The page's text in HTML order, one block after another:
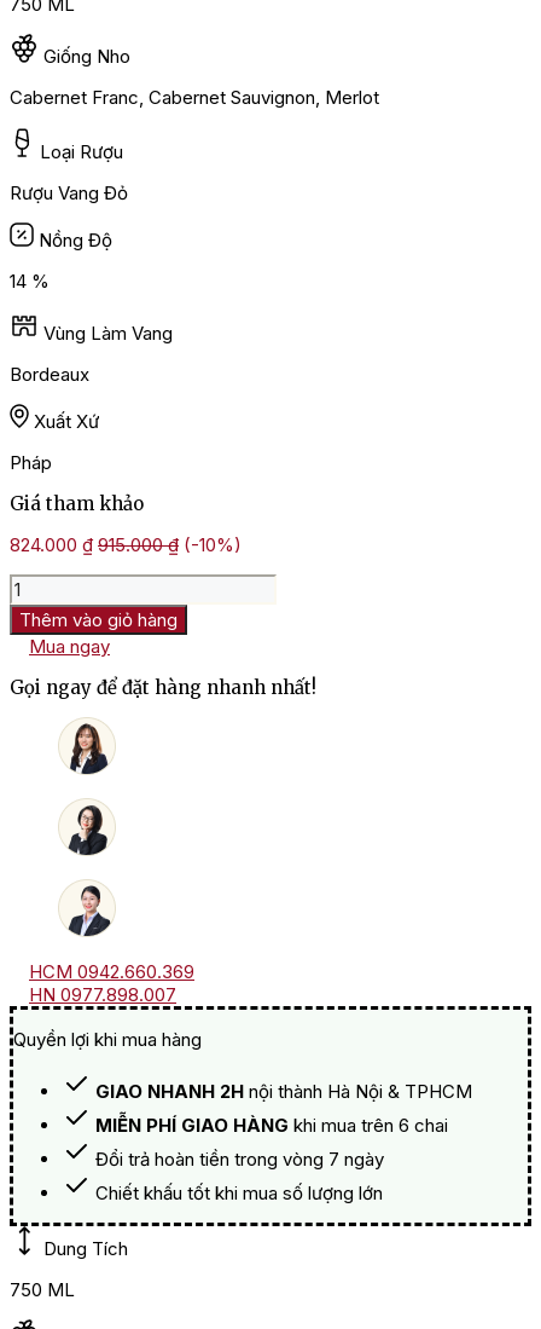
750 ML
Giống Nho
Cabernet Franc, Cabernet Sauvignon, Merlot
Loại Rượu
Rượu Vang Đỏ
Nồng Độ
14 %
Vùng Làm Vang
Bordeaux
Xuất Xứ
Pháp
Giá tham khảo
824.000 ₫ 915.000₫ (-10%)
Rượu
Vang
Pháp
Chateau
Cap
De
Faugeres
Thêm vào giỏ hàng
Mua ngay
Gọi ngay để đặt hàng nhanh nhất!
HCM 0942.660.369
HN 0977.898.007
Quyền lợi khi mua hàng
GIAO NHANH 2H nội thành Hà Nội & TPHCM
MIỄN PHÍ GIAO HÀNG khi mua trên 6 chai
Đổi trả hoàn tiền trong vòng 7 ngày
Chiết khấu tốt khi mua số lượng lớn
Dung Tích
750 ML